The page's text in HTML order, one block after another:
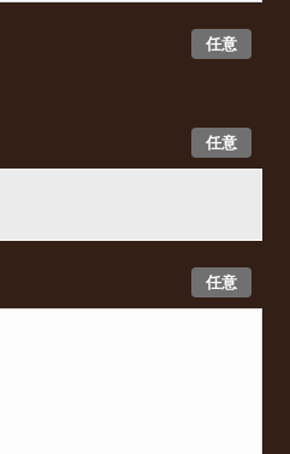
任意
任意
任意